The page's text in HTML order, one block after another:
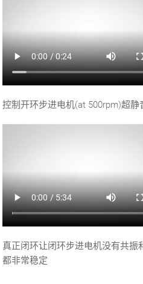
控制开环步进电机(at 500rpm)超静
真正闭环让闭环步进电机没有共
都非常稳定